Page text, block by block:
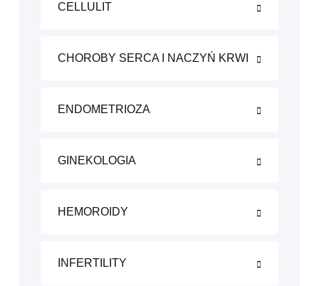
CELLULIT
CHOROBY SERCA I NACZYŃ KRWI
ENDOMETRIOZA
GINEKOLOGIA
HEMOROIDY
INFERTILITY